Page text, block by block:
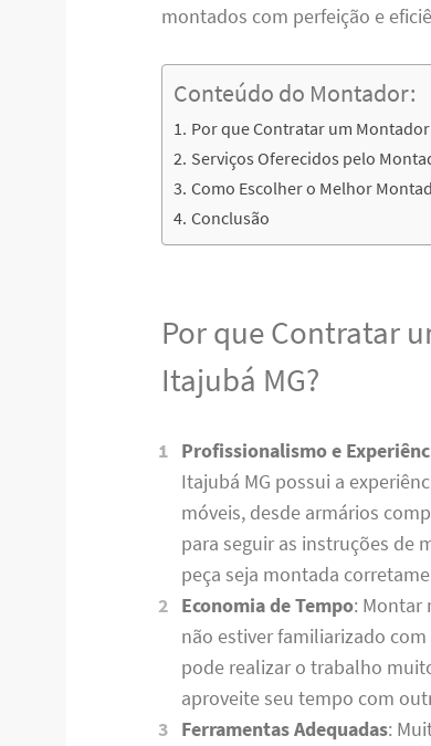
montados com perfeição e
Conteúdo do Montador:
Por que Contratar um
Serviços Oferecidos pelo
Como Escolher o Melhor
Conclusão
Por que Contratar
Itajubá MG?
Profissionalismo e
Itajubá MG possui a
móveis, desde armários
para seguir as instruções de
peça seja montada
Economia de Tempo: Montar
não estiver familiarizado
pode realizar o trabalho
aproveite seu tempo com
Ferramentas Adequadas: